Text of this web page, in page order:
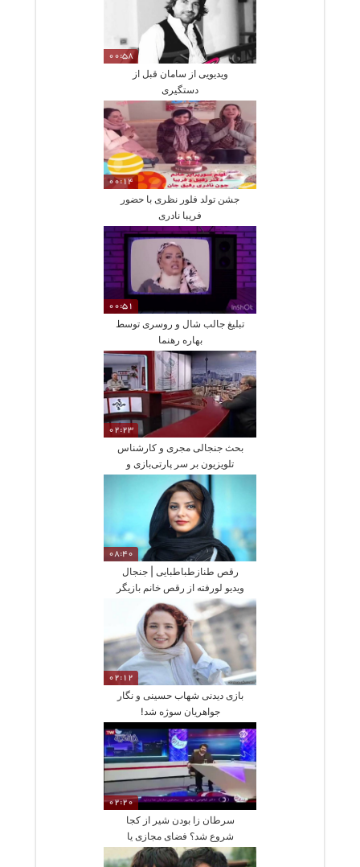
00:58
ویدیویی از سامان قبل از
دستگیری
00:14
جشن تولد فلور نظری با حضور
فریبا نادری
00:51
تبلیغ جالب شال و روسری توسط
بهاره رهنما
02:23
بحث جنجالی مجری و کارشناس
تلویزیون بر سر پارتی‌بازی و
آقازاده‌ها
08:40
رقص طنازطباطبایی | جنجال
ویدیو لورفته از رقص خانم بازیگر
02:12
بازی دیدنی شهاب حسینی و نگار
جواهریان سوژه شد!
02:20
سرطان زا بودن شیر از کجا
شروع شد؟ فضای مجازی یا
تلویزیون؟